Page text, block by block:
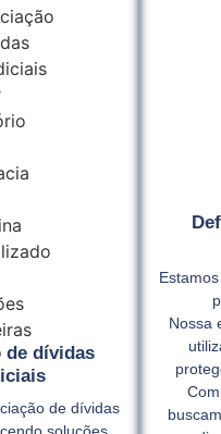
de dívidas
de dívidas
Nossa